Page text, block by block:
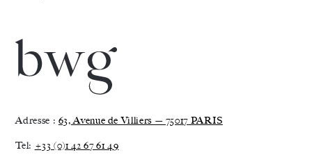
Adresse : 63, Avenue de Villiers — 75017 PARIS
Tel: +33 (0)1 42 67 61 49